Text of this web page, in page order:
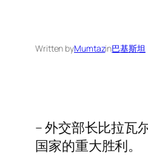
Written byMumtazin巴基斯坦
– 外交部长比拉瓦
国家的重大胜利。